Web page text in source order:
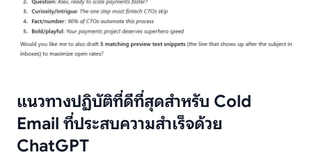
แนวทางปฏิบัติที่ดีที่สุดสำหรับ Cold
Email ที่ประสบความสำเร็จด้วย
ChatGPT